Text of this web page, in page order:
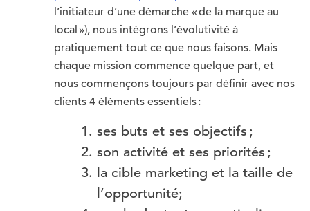
l’initiateur d’une démarche « de la marque au
local »), nous intégrons l’évolutivité à
pratiquement tout ce que nous faisons. Mais
chaque mission commence quelque part, et
nous commençons toujours par définir avec nos
clients 4 éléments essentiels :
ses buts et ses objectifs ;
son activité et ses priorités ;
la cible marketing et la taille de
l’opportunité;